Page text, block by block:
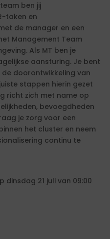
ben jij
taken en
de manager en een
Management Team
Als MT ben je
aansturing. Je bent
doorontwikkeling van
stappen hierin gezet
richt zich met name op
bevoegdheden
je zorg voor een
het cluster en neem
continu te
dinsdag 21 juli van 09:00